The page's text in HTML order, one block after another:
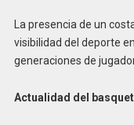
La presencia de un
visibilidad del deporte
generaciones de
Actualidad del